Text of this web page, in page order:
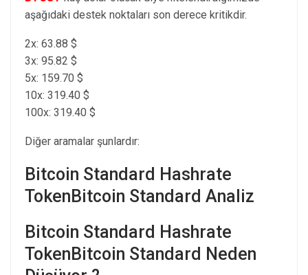
aşağıdaki destek noktaları son derece kritikdir.
2x: 63.88 $
3x: 95.82 $
5x: 159.70 $
10x: 319.40 $
100x: 319.40 $
Diğer aramalar şunlardır:
Bitcoin Standard Hashrate
TokenBitcoin Standard Analiz
Bitcoin Standard Hashrate
TokenBitcoin Standard Neden